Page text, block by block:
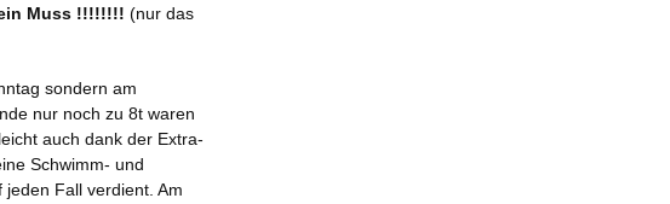
Muss !!!!!!!! (nur das
sondern am
nur noch zu 8t waren
auch dank der Extra-
Schwimm- und
jeden Fall verdient. Am